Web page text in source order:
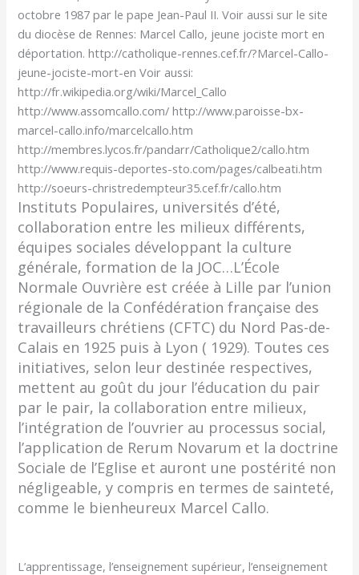
octobre 1987 par le pape Jean-Paul II. Voir aussi sur le site
du diocèse de Rennes: Marcel Callo, jeune jociste mort en
déportation. http://catholique-rennes.cef.fr/?Marcel-Callo-
jeune-jociste-mort-en Voir aussi:
http://fr.wikipedia.org/wiki/Marcel_Callo
http://www.assomcallo.com/ http://www.paroisse-bx-
marcel-callo.info/marcelcallo.htm
http://membres.lycos.fr/pandarr/Catholique2/callo.htm
http://www.requis-deportes-sto.com/pages/calbeati.htm
http://soeurs-christredempteur35.cef.fr/callo.htm
Instituts Populaires, universités d’été,
collaboration entre les milieux différents,
équipes sociales développant la culture
générale, formation de la JOC…L’École
Normale Ouvrière est créée à Lille par l’union
régionale de la Confédération française des
travailleurs chrétiens (CFTC) du Nord Pas-de-
Calais en 1925 puis à Lyon ( 1929). Toutes ces
initiatives, selon leur destinée respectives,
mettent au goût du jour l’éducation du pair
par le pair, la collaboration entre milieux,
l’intégration de l’ouvrier au processus social,
l’application de Rerum Novarum et la doctrine
Sociale de l’Eglise et auront une postérité non
négligeable, y compris en termes de sainteté,
comme le bienheureux Marcel Callo.
L’apprentissage, l’enseignement supérieur, l’enseignement